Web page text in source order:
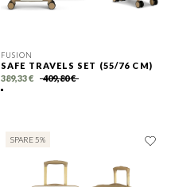
FUSION
SAFE TRAVELS SET (55/76 CM)
389,33 €
409,80 €
SPARE 5%